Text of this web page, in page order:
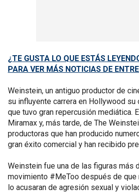
¿TE GUSTA LO QUE ESTÁS
PARA VER MÁS NOTICIAS DE
Weinstein, un antiguo productor de
su influyente carrera en Hollywood su
que tuvo gran repercusión mediática.
Miramax y, más tarde, de The
productoras que han producido
gran éxito comercial y han recibido
Weinstein fue una de las figuras más
movimiento #MeToo después de que
lo acusaran de agresión sexual y